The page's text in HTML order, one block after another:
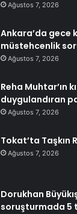
Ağustos 7, 2026
Ankara’da gece
müstehcenlik
Ağustos 7, 2026
Reha Muhtar’ın
duygulandıran
Ağustos 7, 2026
Tokat’ta Taşkın
Ağustos 7, 2026
Dorukhan
soruşturmada 5